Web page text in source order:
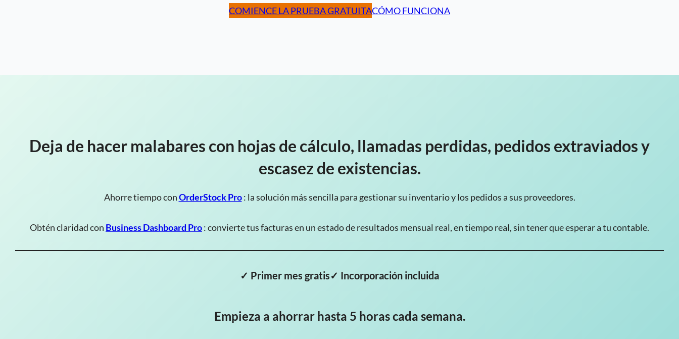
COMIENCE LA PRUEBA GRATUITACÓMO FUNCIONA
Deja de hacer malabares con hojas de cálculo, llamadas perdidas, pedidos extraviados y
escasez de existencias.
Ahorre tiempo conOrderStock Pro: la solución más sencilla para gestionar su inventario y los pedidos a sus proveedores.
Obtén claridad con Business Dashboard Pro: convierte tus facturas en un estado de resultados mensual real, en tiempo real, sin tener que esperar a tu contable.
✓ Primer mes gratis✓ Incorporación incluida
Empieza a ahorrar hasta 5 horas cada semana.